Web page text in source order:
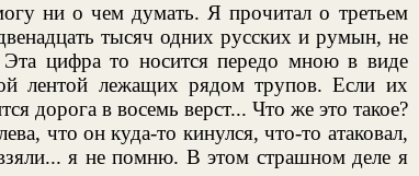
ни о чем думать. Я прочитал о третьем
тысяч одних русских и румын, не
Эта цифра то носится передо мною в виде
лентой лежащих рядом трупов. Если их
дорога в восемь верст... Что же это такое?
что он куда-то кинулся, что-то атаковал,
я не помню. В этом страшном деле я